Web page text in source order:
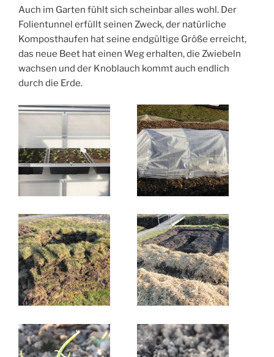
Auch im Garten fühlt sich scheinbar alles wohl. Der
Folientunnel erfüllt seinen Zweck, der natürliche
Komposthaufen hat seine endgültige Größe erreicht,
das neue Beet hat einen Weg erhalten, die Zwiebeln
wachsen und der Knoblauch kommt auch endlich
durch die Erde.